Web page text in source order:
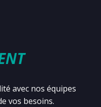
avec nos équipes
vos besoins.